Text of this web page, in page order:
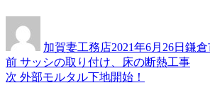
者加賀妻工務店日:
2021年6月26日ゴ
リ
鎌
投
稿
前 過
去
サッシの取り付け、床の断熱工事
次 次
外部モルタル下地開始！